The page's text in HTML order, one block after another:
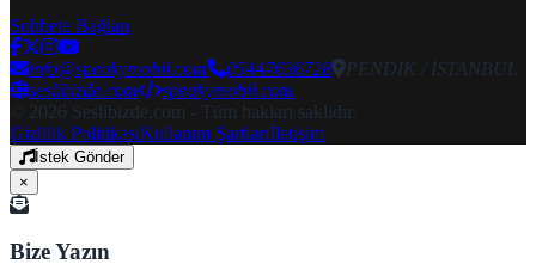
Sohbete Bağlan
info@speakymobil.com 05447636728
PENDİK / İSTANBUL
seslibizde.com
speakymobil.com
© 2026 Seslibizde.com - Tüm hakları saklıdır.
Gizlilik PolitikasıKullanım Şartlarıİletişim
İstek Gönder
×
Bize Yazın